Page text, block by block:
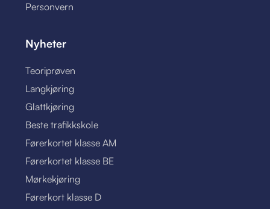
Personvern
Nyheter
Teoriprøven
Langkjøring
Glattkjøring
Beste trafikkskole
Førerkortet klasse AM
Førerkortet klasse BE
Mørkekjøring
Førerkort klasse D